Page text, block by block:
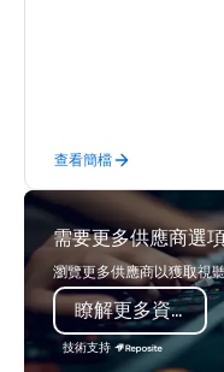
查看簡檔
需要更多供應商選
瀏覽更多供應商以獲取視
瞭解更多資訊
技術支持